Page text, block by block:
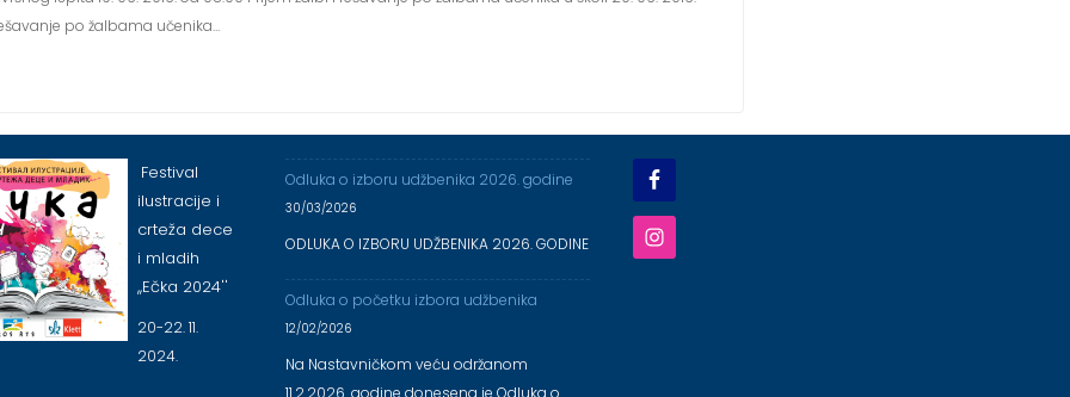
po žalbama učenika…
Festival
ilustracije i
crteža dece
i mladih
,,Ečka 2024''
20-22. 11.
2024.
Odluka o izboru udžbenika 2026. godine
30/03/2026
ODLUKA O IZBORU UDŽBENIKA 2026. GODINE
Odluka o početku izbora udžbenika
12/02/2026
Na Nastavničkom veću održanom
11.2.2026. godine donesena je Odluka o …